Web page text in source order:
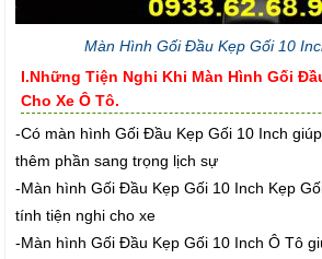
Màn Hình Gối Đầu Kẹp Gối 10
I.Những Tiện Nghi Khi Màn Hình Gối
Cho Xe Ô Tô.
-Có màn hình Gối Đầu Kẹp Gối 10 Inch
thêm phần sang trọng lịch sự
-Màn hình Gối Đầu Kẹp Gối 10 Inch Kẹp
tính tiện nghi cho xe
-Màn hình Gối Đầu Kẹp Gối 10 Inch Ô Tô